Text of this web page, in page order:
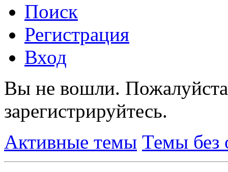
Поиск
Регистрация
Вход
Вы не вошли.
зарегистрируйтесь.
Активные темы Темы без